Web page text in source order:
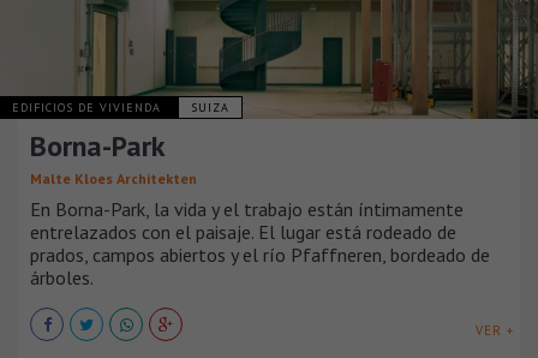
EDIFICIOS DE VIVIENDA SUIZA
Borna-Park
Malte Kloes Architekten
En Borna-Park, la vida y el trabajo están íntimamente
entrelazados con el paisaje. El lugar está rodeado de
prados, campos abiertos y el río Pfaffneren, bordeado de
árboles.
VER +